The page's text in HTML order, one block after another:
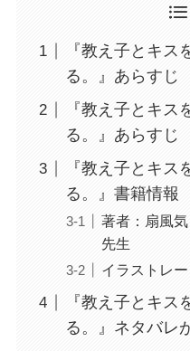
『教え子とキス
る。』あらすじ
『教え子とキス
る。』あらすじ
『教え子とキス
る。』書籍情報
著者：扇風気
先生
イラストレ
『教え子とキス
る。』ネタバレ